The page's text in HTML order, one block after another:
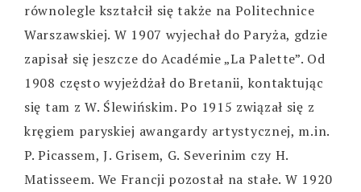
równolegle kształcił się także na Politechnice
Warszawskiej. W 1907 wyjechał do Paryża, gdzie
zapisał się jeszcze do Académie „La Palette”. Od
1908 często wyjeżdżał do Bretanii, kontaktując
się tam z W. Ślewińskim. Po 1915 związał się z
kręgiem paryskiej awangardy artystycznej, m.in.
P. Picassem, J. Grisem, G. Severinim czy H.
Matisseem. We Francji pozostał na stałe. W 1920